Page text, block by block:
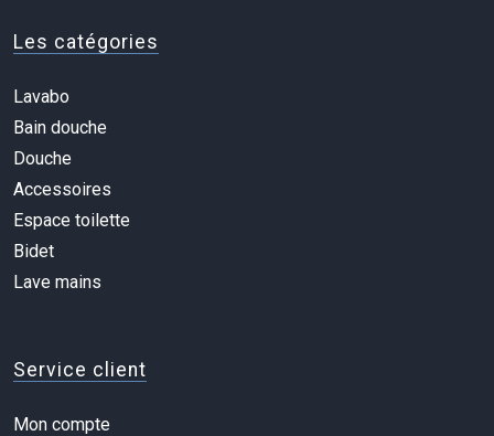
Les catégories
Lavabo
Bain douche
Douche
Accessoires
Espace toilette
Bidet
Lave mains
Service client
Mon compte